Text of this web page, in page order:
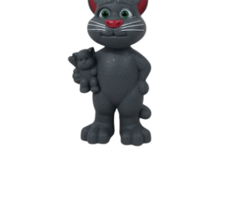
Рекламации и замена на производ